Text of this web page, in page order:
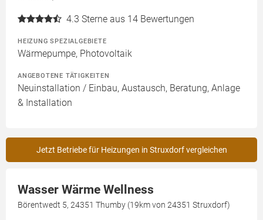
4.3 Sterne aus 14 Bewertungen
HEIZUNG SPEZIALGEBIETE
Wärmepumpe, Photovoltaik
ANGEBOTENE TÄTIGKEITEN
Neuinstallation / Einbau, Austausch, Beratung, Anlage
& Installation
Jetzt Betriebe für Heizungen in Struxdorf vergleichen
Wasser Wärme Wellness
Börentwedt 5, 24351 Thumby (19km von 24351 Struxdorf)